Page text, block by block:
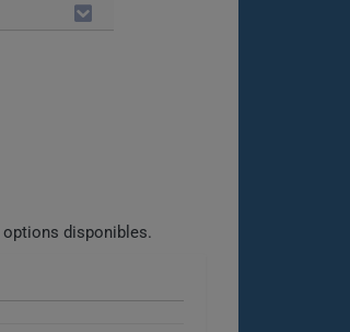
options disponibles.